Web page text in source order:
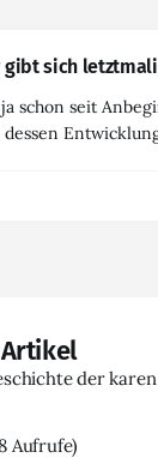
gibt sich
schon seit
der
Aufrufe)